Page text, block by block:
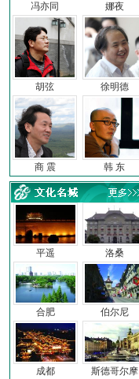
冯亦同 娜夜
胡弦 徐明德
商 震 韩 东
平遥
合肥
成都
洛桑
伯尔尼
斯德哥尔摩